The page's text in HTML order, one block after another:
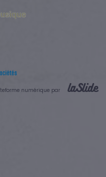
numérique par